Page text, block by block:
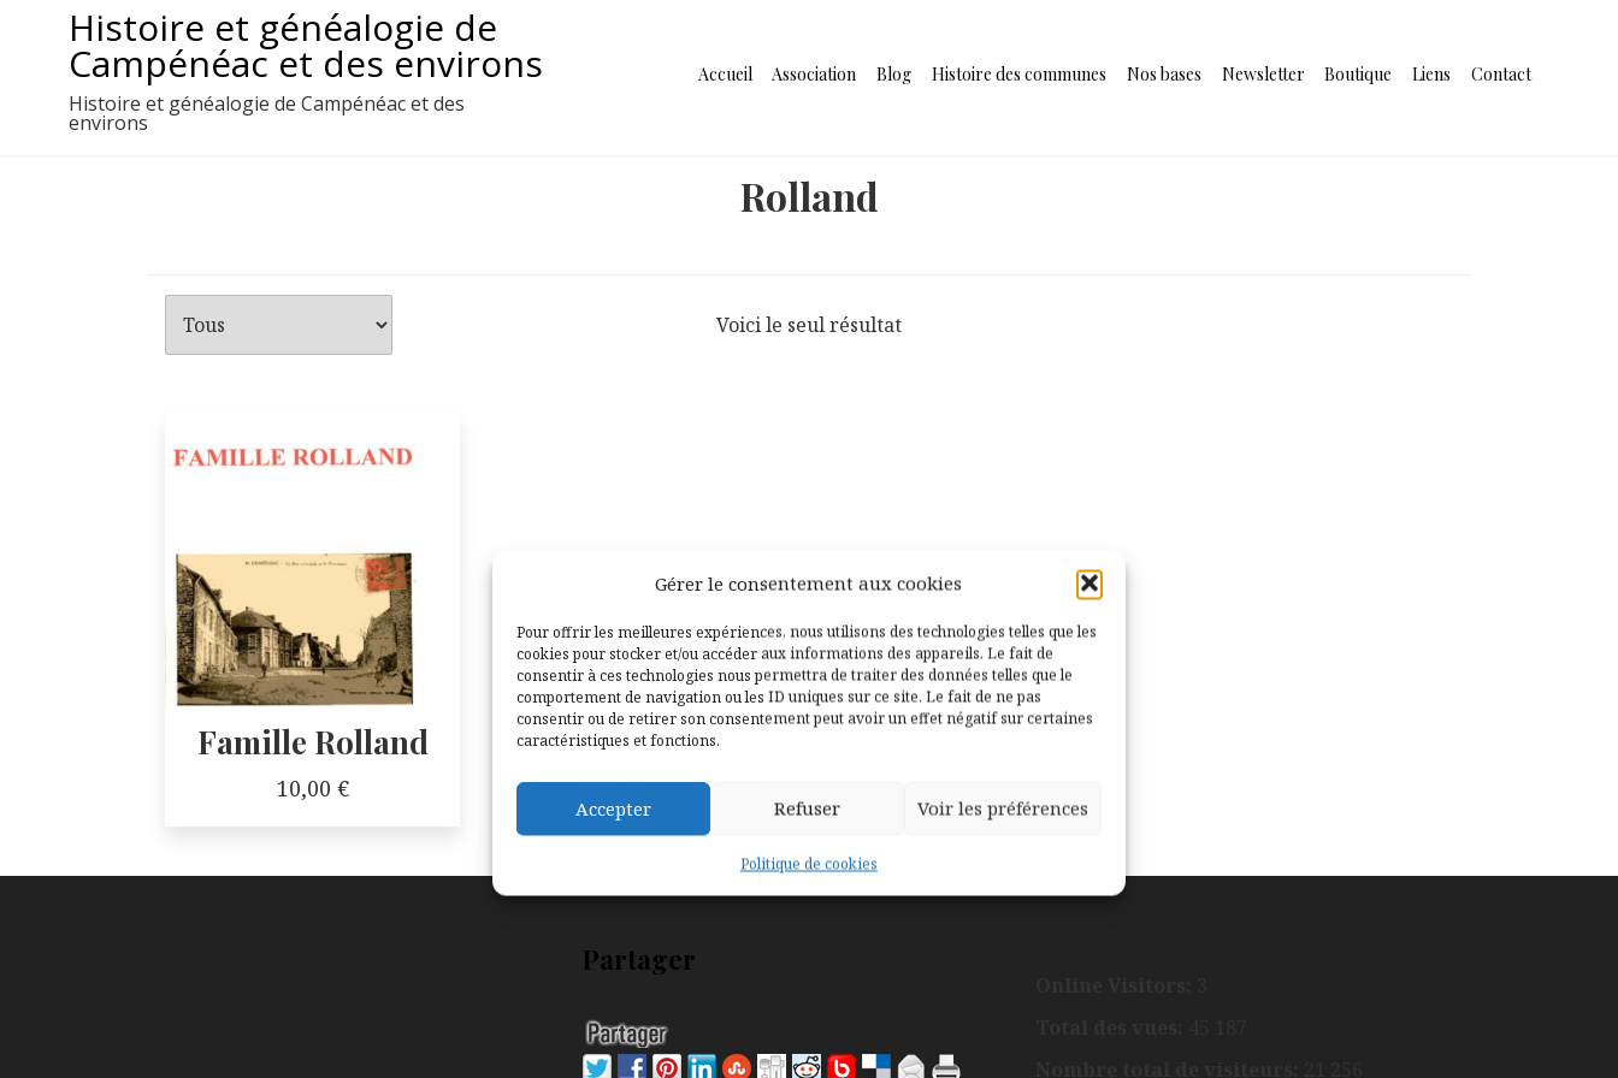
Gérer le consentement aux cookies
Pour offrir les meilleures expériences, nous utilisons des technologies telles que les
cookies pour stocker et/ou accéder aux informations des appareils. Le fait de
consentir à ces technologies nous permettra de traiter des données telles que le
comportement de navigation ou les ID uniques sur ce site. Le fait de ne pas
consentir ou de retirer son consentement peut avoir un effet négatif sur certaines
caractéristiques et fonctions.
Accepter Refuser Voir les préférences
Politique de cookies
contenu
Histoire et généalogie de
Campénéac et des environs
Histoire et généalogie de Campénéac et des
environs
Accueil Association Blog Histoire des communes Nos bases Newsletter Boutique Liens Contact
Rolland
Voici le seul résultat
Famille Rolland
10,00 €
Partager